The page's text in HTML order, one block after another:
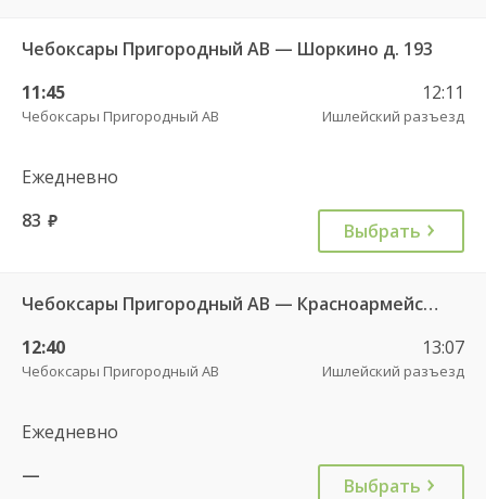
Чебоксары Пригородный АВ — Шоркино д. 193
11:45
Чебоксары Пригородный АВ
12:11
Ишлейский разъезд
Ежедневно
83 руб. Выбрать
Чебоксары Пригородный АВ — Красноармейское с. ДКП 121
12:40
Чебоксары Пригородный АВ
13:07
Ишлейский разъезд
Ежедневно
—
Выбрать